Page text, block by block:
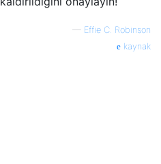
— Effie C. Robinson
kaynak